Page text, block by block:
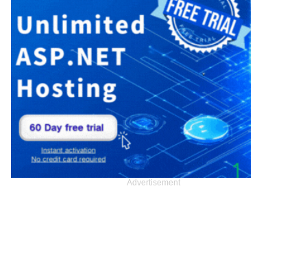
Advertisement